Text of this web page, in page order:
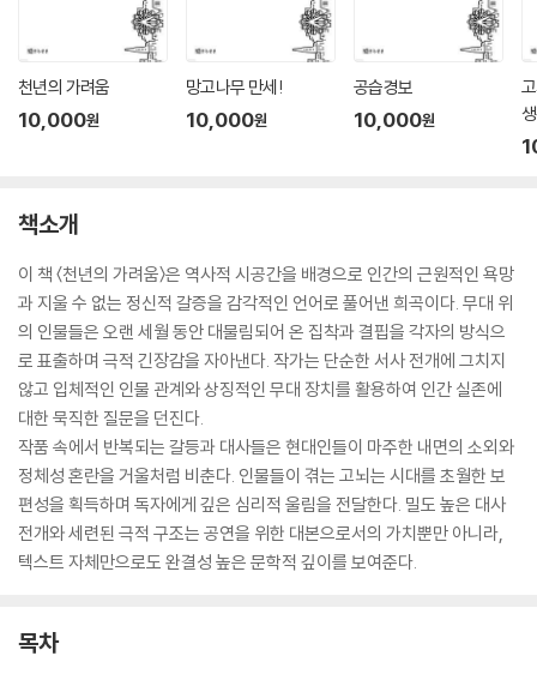
천년의 가려움
10,000원
망고나무 만세!
10,000원
공습경보
10,000원
책소개
이 책 〈천년의 가려움〉은 역사적 시공간을 배경으로 인간의 근원적인 욕망
과 지울 수 없는 정신적 갈증을 감각적인 언어로 풀어낸 희곡이다. 무대 위
의 인물들은 오랜 세월 동안 대물림되어 온 집착과 결핍을 각자의 방식으
로 표출하며 극적 긴장감을 자아낸다. 작가는 단순한 서사 전개에 그치지
않고 입체적인 인물 관계와 상징적인 무대 장치를 활용하여 인간 실존에
대한 묵직한 질문을 던진다.
작품 속에서 반복되는 갈등과 대사들은 현대인들이 마주한 내면의 소외와
정체성 혼란을 거울처럼 비춘다. 인물들이 겪는 고뇌는 시대를 초월한 보
편성을 획득하며 독자에게 깊은 심리적 울림을 전달한다. 밀도 높은 대사
전개와 세련된 극적 구조는 공연을 위한 대본으로서의 가치뿐만 아니라,
텍스트 자체만으로도 완결성 높은 문학적 깊이를 보여준다.
목차